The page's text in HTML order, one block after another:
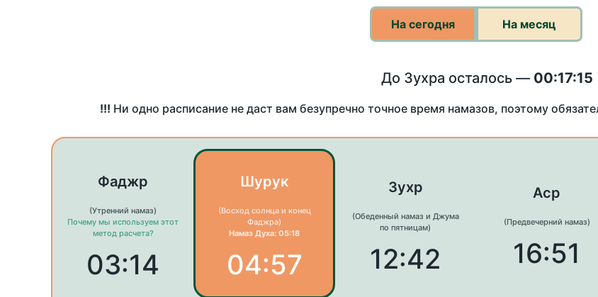
На сегодня На месяц
До Зухра осталось — 00:17:15
!!! Ни одно расписание не даст вам безупречно точное время намазов, поэтому
Фаджр
(Утренний намаз)
Почему мы используем этот
метод расчета?
03:14
Шурук
(Восход солнца и конец
Фаджра)
Намаз Духа: 05:18
04:57
Зухр
(Обеденный намаз и Джума
по пятницам)
12:42
Аср
(Предвечерний намаз)
16:51